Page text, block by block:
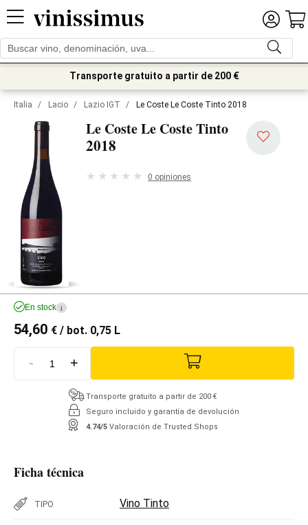
Transporte gratuito a partir de 200 €
Italia / Lacio / Lazio IGT / Le Coste Le Coste Tinto 2018
Le Coste Le Coste Tinto
2018
0 opiniones
En stock i
54,60 € / bot. 0,75 L
- +
Transporte gratuito a partir de 200 €
Seguro incluido y garantía de devolución
4.74/5 Valoración de Trusted Shops
Ficha técnica
TIPO Vino Tinto